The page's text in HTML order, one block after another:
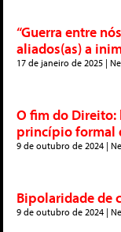
“Guerra entre
aliados(as) a
17 de janeiro de 2025
O fim do Direito:
princípio formal
9 de outubro de 2024
Bipolaridade de
9 de outubro de 2024